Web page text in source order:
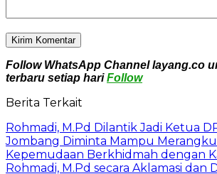
Follow WhatsApp Channel layang.co
terbaru setiap hariFollow
Berita Terkait
Rohmadi, M.Pd Dilantik Jadi Ketua
Jombang Diminta Mampu
Kepemudaan Berkhidmah dengan
Rohmadi, M.Pd secara Aklamasi dan